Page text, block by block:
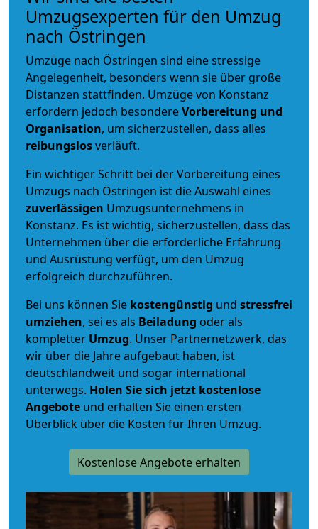
Umzugsexperten für den Umzug
nach Östringen
Umzüge nach Östringen sind eine stressige
Angelegenheit, besonders wenn sie über große
Distanzen stattfinden. Umzüge von Konstanz
erfordern jedoch besondereVorbereitung und
Organisation, um sicherzustellen, dass alles
reibungslosverläuft.
Ein wichtiger Schritt bei der Vorbereitung eines
Umzugs nach Östringen ist die Auswahl eines
zuverlässigen Umzugsunternehmens in
Konstanz. Es ist wichtig, sicherzustellen, dass das
Unternehmen über die erforderliche Erfahrung
und Ausrüstung verfügt, um den Umzug
erfolgreich durchzuführen.
Bei uns können Sie kostengünstig und stressfrei
umziehen, sei es als Beiladung oder als
kompletter Umzug. Unser Partnernetzwerk, das
wir über die Jahre aufgebaut haben, ist
deutschlandweit und sogar international
unterwegs. Holen Sie sich jetzt kostenlose
Angebote und erhalten Sie einen ersten
Überblick über die Kosten für Ihren Umzug.
Kostenlose Angebote erhalten